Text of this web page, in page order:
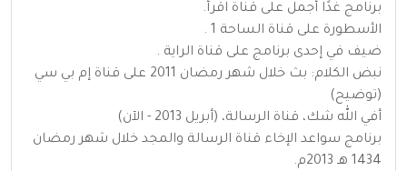
برنامج غدًا أجمل على قناة اقرأ.
الأسطورة على قناة الساحة 1 .
ضيف في إحدى برنامج على قناة الراية .
نبض الكلام: بث خلال شهر رمضان 2011 على قناة إم بي سي
(توضيح)
أفي الله شك، قناة الرسالة، (أبريل 2013 - الآن)
برنامج سواعد الإخاء قناة الرسالة والمجد خلال شهر رمضان
1434 هـ 2013م.